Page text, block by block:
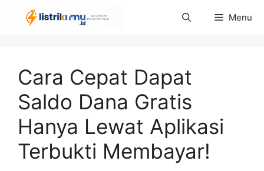
Langsung
Menu
Cara Cepat Dapat
Saldo Dana Gratis
Hanya Lewat Aplikasi
Terbukti Membayar!